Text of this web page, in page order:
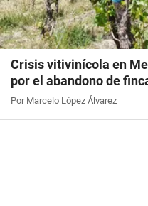
Crisis vitivinícola en
por el abandono de
Por Marcelo López Álvarez